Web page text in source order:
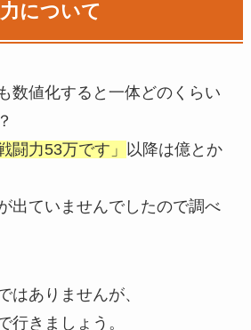
について
数値化すると一体どのくらい
闘力53万です」
以降は億とか
出ていませんでしたので調べ
はありませんが、
行きましょう。